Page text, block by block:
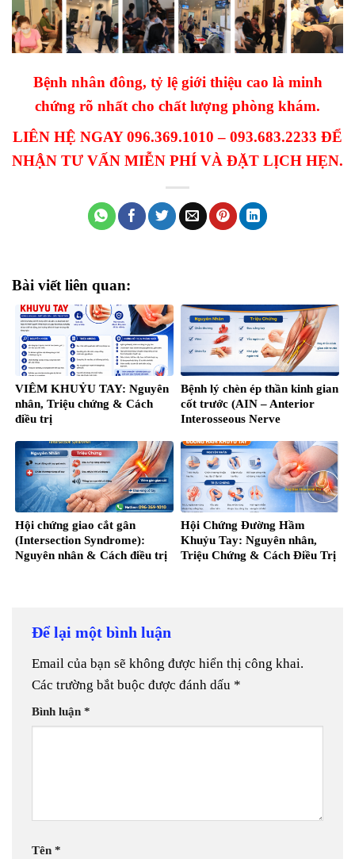
Bệnh nhân đông, tỷ lệ giới thiệu cao là minh
chứng rõ nhất cho chất lượng phòng khám.
LIÊN HỆ NGAY 096.369.1010 – 093.683.2233 ĐỂ
NHẬN TƯ VẤN MIỄN PHÍ VÀ ĐẶT LỊCH HẸN.
Bài viết liên quan:
VIÊM KHUỶU TAY: Nguyên
nhân, Triệu chứng & Cách
điều trị
Bệnh lý chèn ép thần kinh gian
cốt trước (AIN – Anterior
Interosseous Nerve
Hội chứng giao cắt gân
(Intersection Syndrome):
Nguyên nhân & Cách điều trị
Hội Chứng Đường Hầm
Khuỷu Tay: Nguyên nhân,
Triệu Chứng & Cách Điều Trị
Để lại một bình luận
Email của bạn sẽ không được hiển thị công khai.
Các trường bắt buộc được đánh dấu *
Bình luận *
Tên *